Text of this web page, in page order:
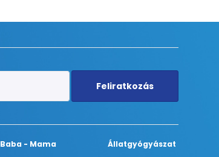
Feliratkozás
Baba - Mama Állatgyógyászat